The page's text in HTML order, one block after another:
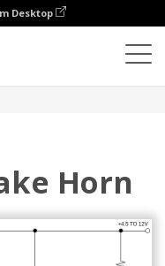
Desktop
Horn